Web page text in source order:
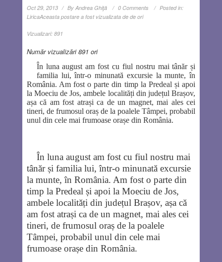
Oct 29, 2013 By Andrea Ghiţă 0 Comments
Posted in:
LiricaAceasta postare a fost vizualizata de de ori
Vizualizari: 891
Număr vizualizări 891 ori
În luna august am fost cu fiul nostru mai tânăr și
familia lui, într-o minunată excursie la munte, în
România. Am fost o parte din timp la Predeal și apoi
la Moeciu de Jos, ambele localități din județul Brașov,
așa că am fost atrași ca de un magnet, mai ales cei
tineri, de frumosul oraș de la poalele Tâmpei, probabil
unul din cele mai frumoase orașe din România.
În luna august am fost cu fiul nostru mai
tânăr și familia lui, într-o minunată excursie
la munte, în România. Am fost o parte din
timp la Predeal și apoi la Moeciu de Jos,
ambele localități din județul Brașov, așa că
am fost atrași ca de un magnet, mai ales cei
tineri, de frumosul oraș de la poalele
Tâmpei, probabil unul din cele mai
frumoase orașe din România.